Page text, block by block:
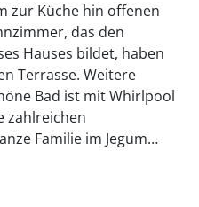
zur Küche hin offenen
das den
Hauses bildet, haben
Terrasse. Weitere
Bad ist mit Whirlpool
zahlreichen
Familie im Jegum
und Tennisplätze. Ein